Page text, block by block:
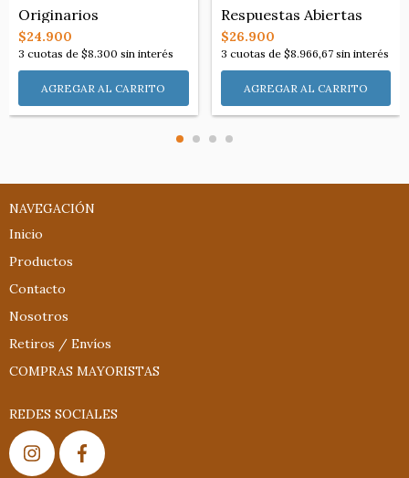
Originarios
$24.900
3 cuotas de $8.300 sin interés
Respuestas Abiertas
$26.900
3 cuotas de $8.966,67sin interés
NAVEGACIÓN
Inicio
Productos
Contacto
Nosotros
Retiros / Envíos
COMPRAS MAYORISTAS
REDES SOCIALES